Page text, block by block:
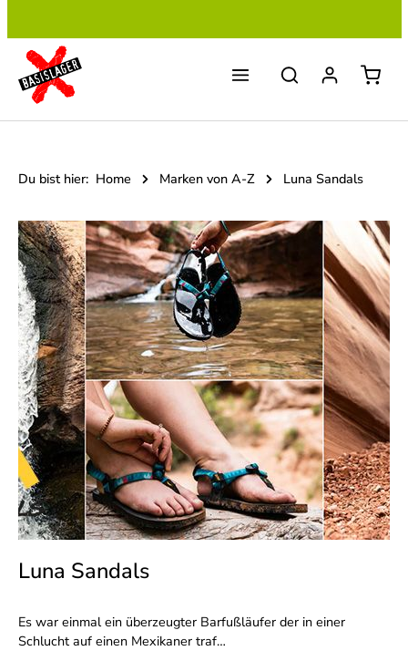
Du bist hier: Home Marken von A-Z Luna Sandals
Luna Sandals
Es war einmal ein überzeugter Barfußläufer der in einer
Schlucht auf einen Mexikaner traf…